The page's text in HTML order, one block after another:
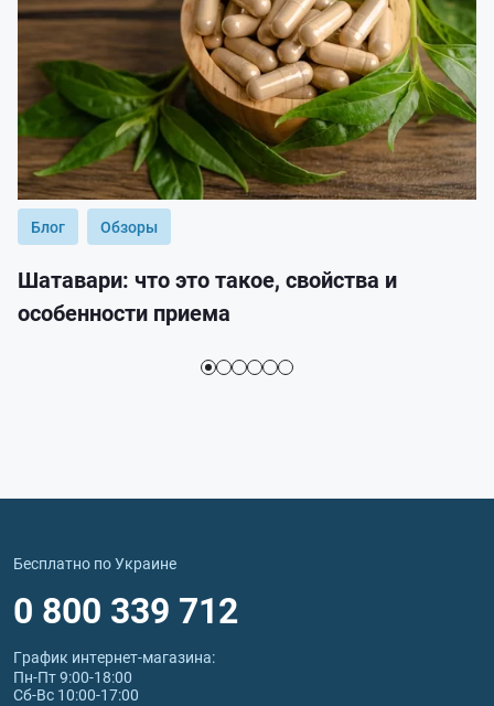
Блог Обзоры
Шатавари: что это такое, свойства и
особенности приема
Бесплатно по Украине
0 800 339 712
График интернет‑магазина:
Пн-Пт 9:00-18:00
Сб-Вс 10:00-17:00